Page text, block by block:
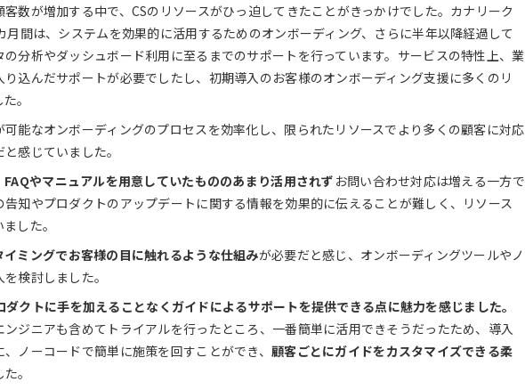
数が増加する中で、CSのリソースがひっ迫してきたことがきっかけでした。カナリーク
月間は、システムを効果的に活用するためのオンボーディング、さらに半年以降経過して
分析やダッシュボード利用に至るまでのサポートを行っています。サービスの特性上、業
込んだサポートが必要でしたし、初期導入のお客様のオンボーディング支援に多くのリ
。
能なオンボーディングのプロセスを効率化し、限られたリソースでより多くの顧客に対応
感じていました。
FAQやマニュアルを用意していたもののあまり活用されず お問い合わせ対応は増える一方で
告知やプロダクトのアップデートに関する情報を効果的に伝えることが難しく、リソース
した。
イミングでお客様の目に触れるような仕組みが必要だと感じ、オンボーディングツールやノ
検討しました。
クトに手を加えることなくガイドによるサポートを提供できる点に魅力を感じました。
ジニアも含めてトライアルを行ったところ、一番簡単に活用できそうだったため、導入
ノーコードで簡単に施策を回すことができ、 顧客ごとにガイドをカスタマイズできる柔
。